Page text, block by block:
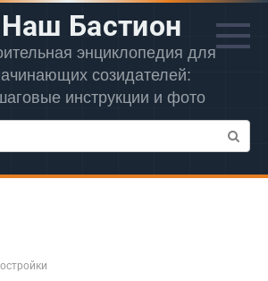
Наш Бастион
энциклопедия для
созидателей:
инструкции и фото